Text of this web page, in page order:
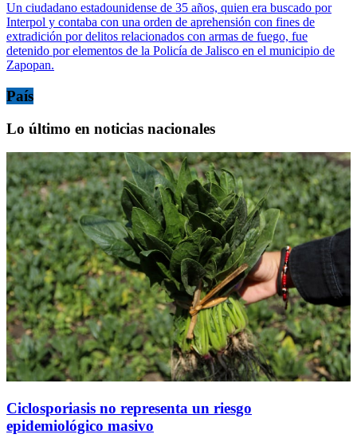
Un ciudadano estadounidense de 35 años, quien era buscado por
Interpol y contaba con una orden de aprehensión con fines de
extradición por delitos relacionados con armas de fuego, fue
detenido por elementos de la Policía de Jalisco en el municipio de
Zapopan.
País
Lo último en noticias nacionales
Ciclosporiasis no representa un riesgo
epidemiológico masivo